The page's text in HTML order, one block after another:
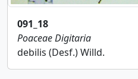
091_18
PoaceaeDigitaria
debilis (Desf.) Willd.